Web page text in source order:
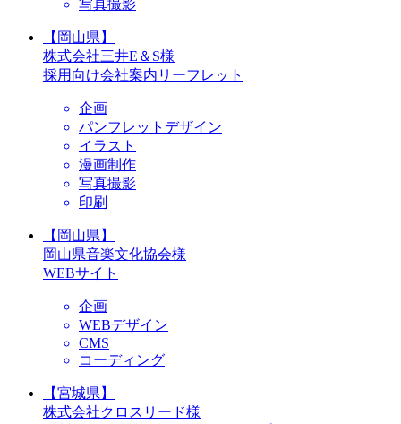
写真撮影
【岡山県】
株式会社三井E＆S様
採用向け会社案内リーフレット
企画
パンフレットデザイン
イラスト
漫画制作
写真撮影
印刷
【岡山県】
岡山県音楽文化協会様
WEBサイト
企画
WEBデザイン
CMS
コーディング
【宮城県】
株式会社クロスリード様